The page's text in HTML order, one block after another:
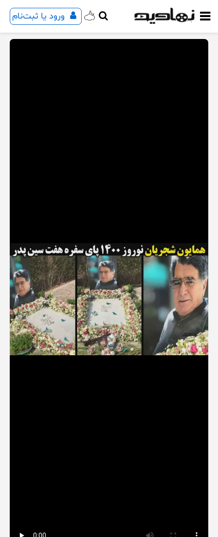
ورود یا ثبت‌نام